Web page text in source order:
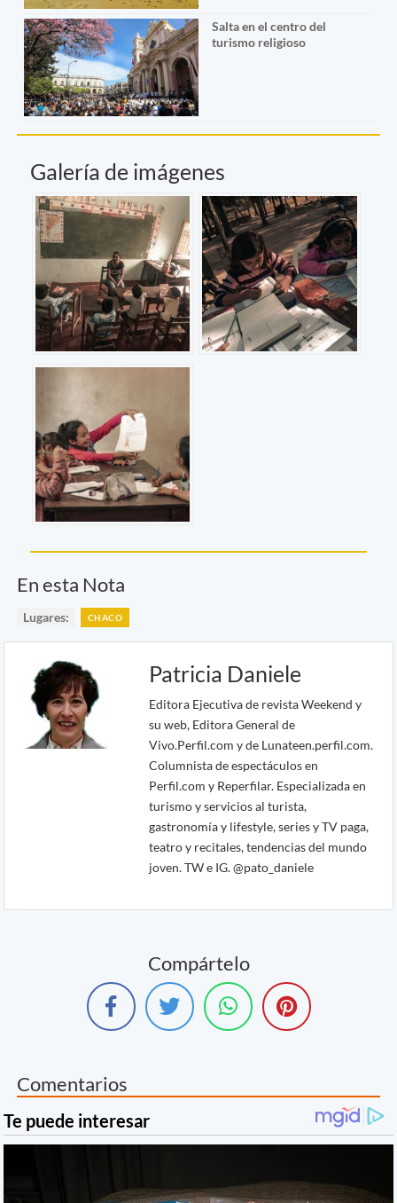
Salta en el centro del
turismo religioso
Galería de imágenes
En esta Nota
Lugares: CHACO
Patricia Daniele
Editora Ejecutiva de revista Weekend y
su web, Editora General de
Vivo.Perfil.com y de Lunateen.perfil.com.
Columnista de espectáculos en
Perfil.com y Reperfilar. Especializada en
turismo y servicios al turista,
gastronomía y lifestyle, series y TV paga,
teatro y recitales, tendencias del mundo
joven. TW e IG. @pato_daniele
Compártelo
Comentarios